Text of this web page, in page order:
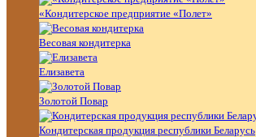
«Кондитерское предприятие «Полет»
Весовая кондитерка
Елизавета
Золотой Повар
Кондитерская продукция республики Беларусь